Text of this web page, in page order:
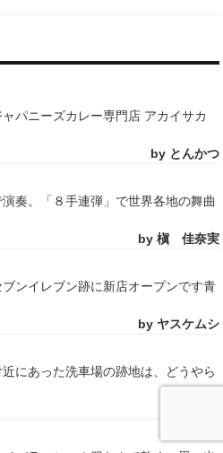
パニーズカレー専門店 アカイサカ
by とんかつ
奏。「８手連弾」で世界各地の舞曲
by 槇 佳奈実
ンイレブン跡に新店オープンです青
by ヤスケムシ
にあった洗車場の跡地は、どうやら